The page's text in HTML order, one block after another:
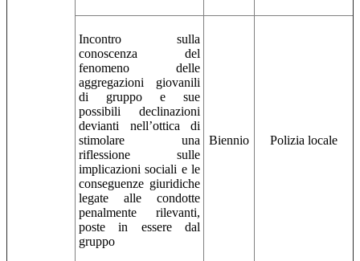
Incontro sulla
conoscenza del
fenomeno delle
aggregazioni giovanili
di gruppo e sue
possibili declinazioni
devianti nell’ottica di
stimolare una
riflessione sulle
implicazioni sociali e le
conseguenze giuridiche
legate alle condotte
penalmente rilevanti,
poste in essere dal
gruppo
Biennio Polizia locale